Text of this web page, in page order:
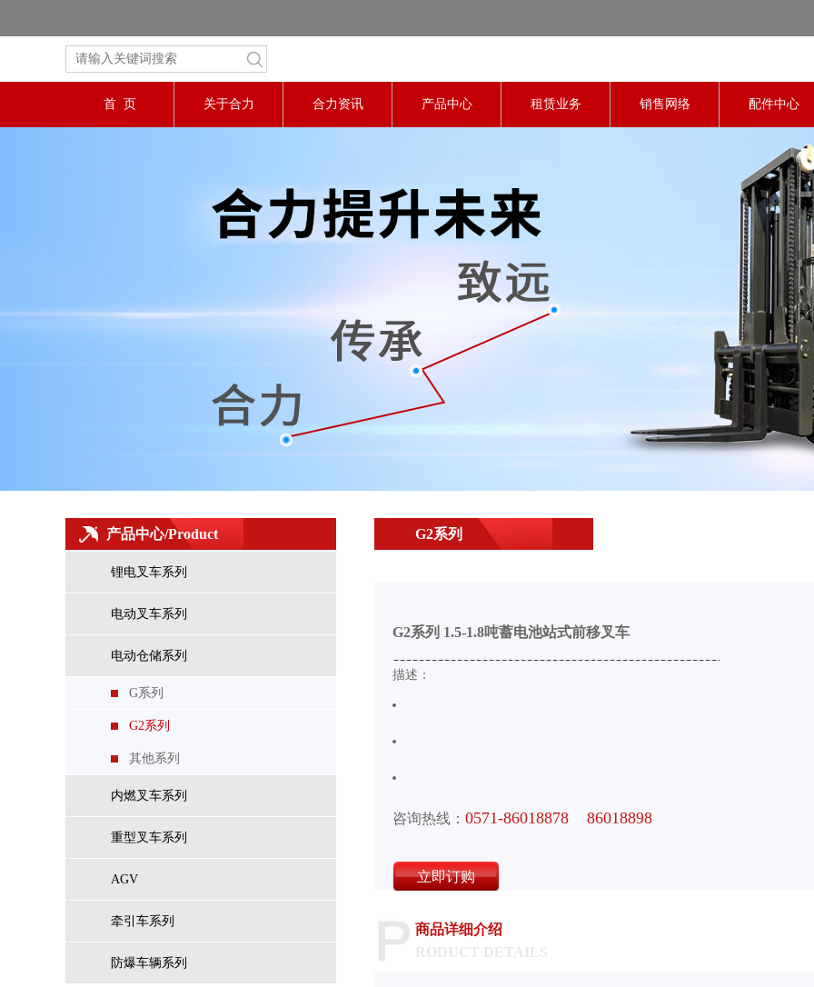
首 页 关于合力 合力资讯 产品中心 租赁业务 销售网络 配件中心
产品中心/Product
锂电叉车系列
电动叉车系列
电动仓储系列
G系列
G2系列
其他系列
内燃叉车系列
重型叉车系列
AGV
牵引车系列
防爆车辆系列
高举升仓储式AGV（专用式）
G2系列
G2系列 1.5-1.8吨蓄电池站式前移叉车
描述：
咨询热线： 0571-86018878 86018898
立即订购
商品详细介绍